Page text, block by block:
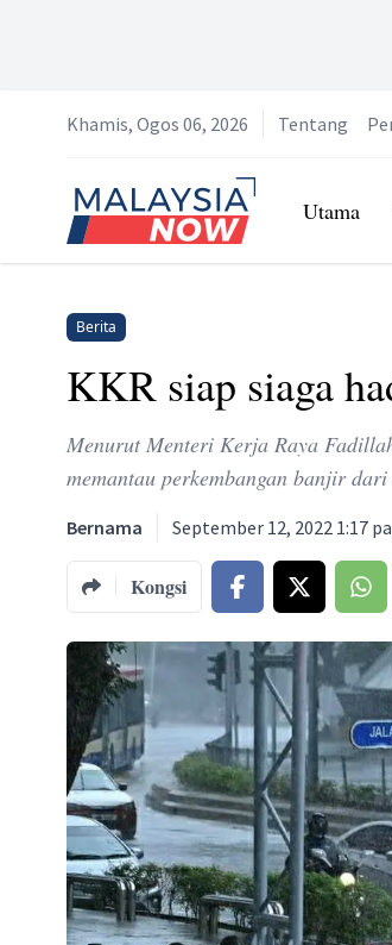
Khamis, Ogos 06, 2026 Tentang
Home
Utama
Berita
KKR siap siaga
Menurut Menteri Kerja Raya
memantau perkembangan banjir dari
Bernama September 12, 2022 1:17
Kongsi